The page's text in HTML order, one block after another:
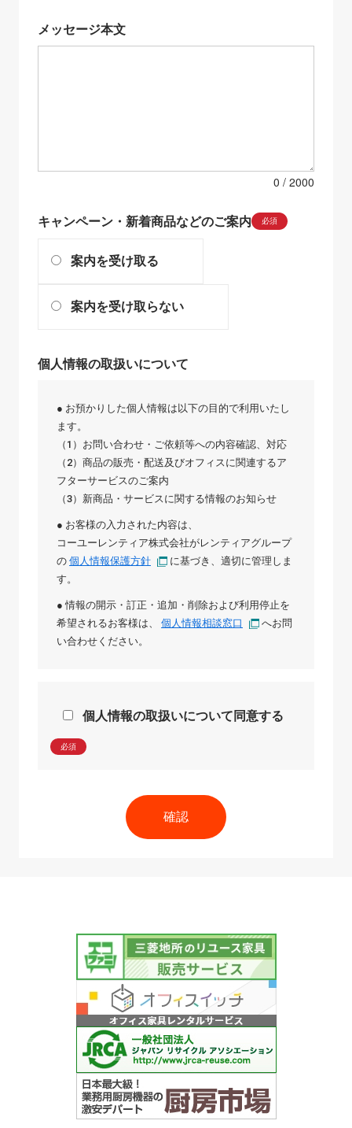
メッセージ本文
0
キャンペーン・新着商品などのご案内 必須
案内を受け取る
案内を受け取らない
個人情報の取扱いについて
● お預かりした個人情報は以下の目的で利用いたし
ます。
（1）お問い合わせ・ご依頼等への内容確認、対応
（2）商品の販売・配送及びオフィスに関連するア
フターサービスのご案内
（3）新商品・サービスに関する情報のお知らせ
● お客様の入力された内容は、
コーユーレンティア株式会社がレンティアグループ
の 個人情報保護方針
に基づき、適切に管理しま
す。
● 情報の開示・訂正・追加・削除および利用停止を
希望されるお客様は、 個人情報相談窓口
へお問
い合わせください。
個人情報の取扱いについて同意する
必須